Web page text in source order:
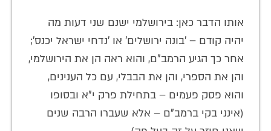
אותו הדבר כאן: בירושלמי ישנם שני דעות מה
יהיה קודם – 'בונה ירושלים' או 'נדחי ישראל יכנס';
אחר כך הגיע הרמב"ם, והוא ראה הן את הירושלמי,
והן את הספרי, והן את הבבלי, עם כל הענינים,
והוא פסק פעמים – בתחילת פרק י"א ובסופו
(אינני בקי ברמב"ם – אלא שעברו הרבה שנים